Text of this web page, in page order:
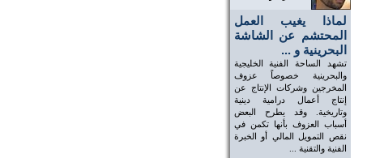
لماذا يغيب العمل
المحتشم عن الشاشة
البحرينية و ...
تشهد الساحة الفنية الخليجية
والبحرينية خصوصاً عزوف
المخرجين وشركات الإنتاج عن
إنتاج أعمال درامية دينية
وتاريخية. وقد يطرح البعض
أسباب العزوف بأنها تكمن في
نقص التمويل المالي أو الخبرة
الفنية والتقنية ...